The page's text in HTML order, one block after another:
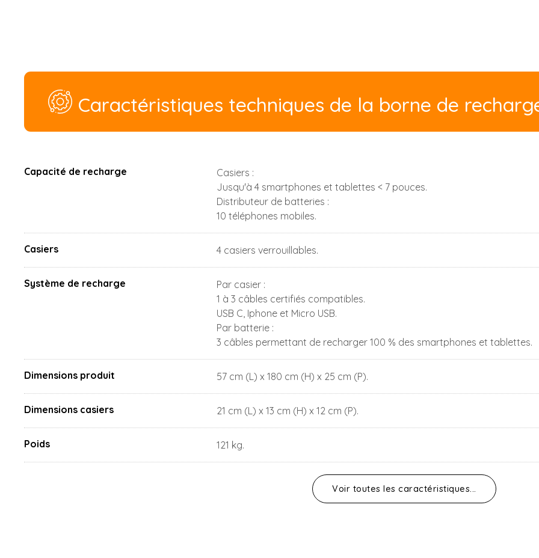
Caractéristiques techniques de la borne de
Capacité de recharge
Casiers :
Jusqu'à 4 smartphones et tablettes < 7 pouces.
Distributeur de batteries :
10 téléphones mobiles.
Casiers 4 casiers verrouillables.
Système de recharge
Par casier :
1 à 3 câbles certifiés compatibles.
USB C, Iphone et Micro USB.
Par batterie :
3 câbles permettant de recharger 100 % des smartphones et tablettes.
Dimensions produit 57 cm (L) x 180 cm (H) x 25 cm (P).
Dimensions casiers 21 cm (L) x 13 cm (H) x 12 cm (P).
Poids 121 kg.
Voir toutes les caractéristiques...